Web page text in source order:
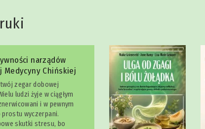
narządów
Medycyny Chińskiej
zegar dobowej
ludzi żyje w ciągłym
i w pewnym
wyczerpani.
skutki stresu, bo